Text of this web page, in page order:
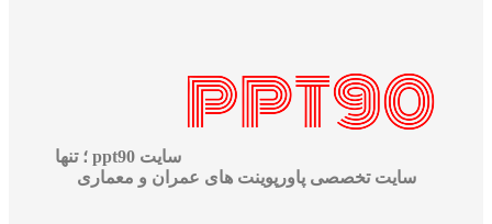
سایت ppt90 ؛ تنها
سایت تخصصی پاورپوینت های عمران و معماری